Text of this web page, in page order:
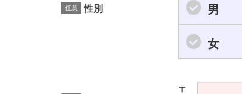
任意 性別 男
女
〒